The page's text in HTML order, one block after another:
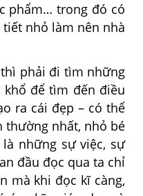
phẩm… trong đó có
tiết nhỏ làm nên nhà
phải đi tìm những
để tìm đến điều
ra cái đẹp – có thể
nhất, nhỏ bé
những sự việc, sự
đầu đọc qua ta chỉ
mà khi đọc kĩ càng,